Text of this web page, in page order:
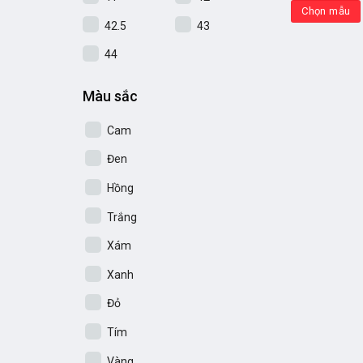
42.5 43
44
Màu sắc
Cam
Đen
Hồng
Trắng
Xám
Xanh
Đỏ
Tím
Chọn mẫu